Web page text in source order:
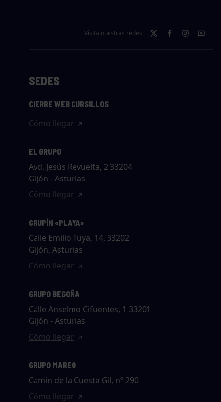
Visita nuestras redes
SEDES
CIERRE WEB CURSILLOS
Cómo llegar
EL GRUPO
Avd. Jesús Revuelta, 2 33204
Gijón - Asturias
Cómo llegar
GRUPÍN «PLAYA»
Calle Emilio Tuya, 14, 33202
Gijón, Asturias
Cómo llegar
GRUPO BEGOÑA
Calle Anselmo Cifuentes, 1 33201
Gijón - Asturias
Cómo llegar
GRUPO MAREO
Camín de la Cuesta Gil, nº 290
Cómo llegar